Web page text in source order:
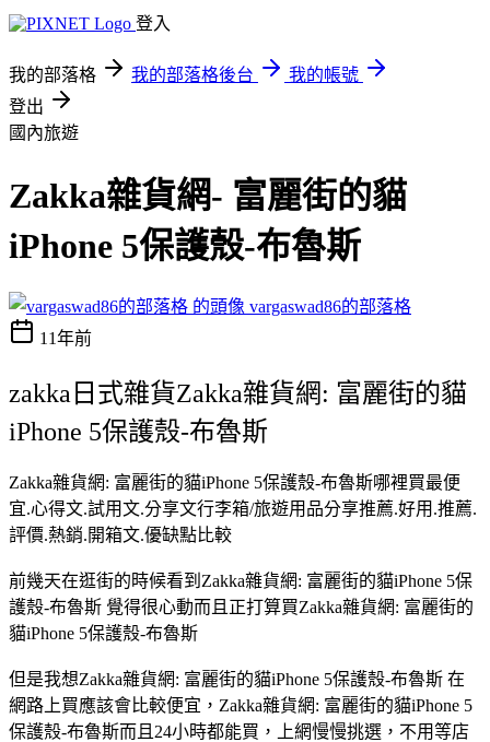
登入
我的部落格 我的部落格後台
我的帳號
登出
國內旅遊
Zakka雜貨網- 富麗街的貓
iPhone 5保護殼-布魯斯
vargaswad86的部落格
11年前
zakka日式雜貨Zakka雜貨網: 富麗街的貓
iPhone 5保護殼-布魯斯
Zakka雜貨網: 富麗街的貓iPhone 5保護殼-布魯斯哪裡買最便
宜.心得文.試用文.分享文行李箱/旅遊用品分享推薦.好用.推薦.
評價.熱銷.開箱文.優缺點比較
前幾天在逛街的時候看到Zakka雜貨網: 富麗街的貓iPhone 5保
護殼-布魯斯 覺得很心動而且正打算買Zakka雜貨網: 富麗街的
貓iPhone 5保護殼-布魯斯
但是我想Zakka雜貨網: 富麗街的貓iPhone 5保護殼-布魯斯 在
網路上買應該會比較便宜，Zakka雜貨網: 富麗街的貓iPhone 5
保護殼-布魯斯而且24小時都能買，上網慢慢挑選，不用等店